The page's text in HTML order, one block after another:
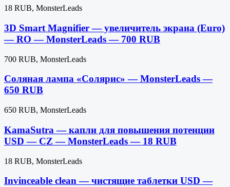
18 RUB, MonsterLeads
3D Smart Magnifier — увеличитель экрана (Euro)
— RO — MonsterLeads — 700 RUB
700 RUB, MonsterLeads
Соляная лампа «Солярис» — MonsterLeads —
650 RUB
650 RUB, MonsterLeads
KamaSutra — капли для повышения потенции
USD — CZ — MonsterLeads — 18 RUB
18 RUB, MonsterLeads
Invinceable clean — чистящие таблетки USD —